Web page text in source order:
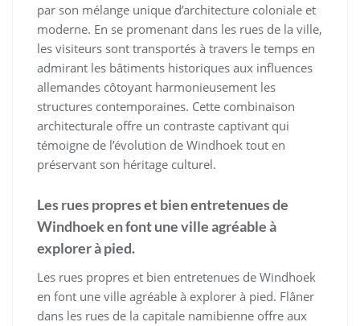
par son mélange unique d’architecture coloniale et
moderne. En se promenant dans les rues de la ville,
les visiteurs sont transportés à travers le temps en
admirant les bâtiments historiques aux influences
allemandes côtoyant harmonieusement les
structures contemporaines. Cette combinaison
architecturale offre un contraste captivant qui
témoigne de l’évolution de Windhoek tout en
préservant son héritage culturel.
Les rues propres et bien entretenues de
Windhoek en font une ville agréable à
explorer à pied.
Les rues propres et bien entretenues de Windhoek
en font une ville agréable à explorer à pied. Flâner
dans les rues de la capitale namibienne offre aux